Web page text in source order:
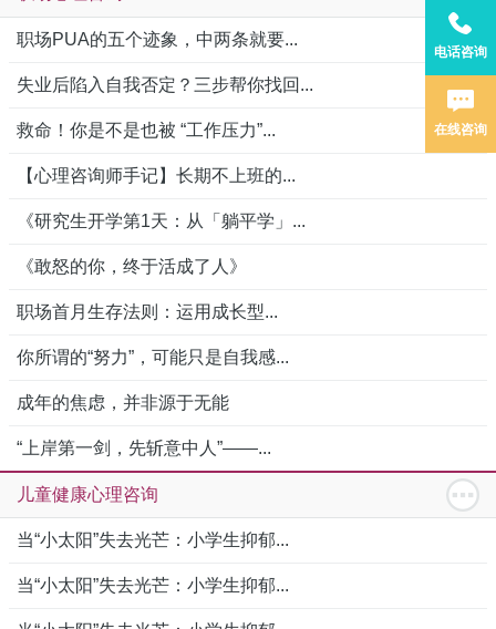
职场PUA的五个迹象，中两条就要...
失业后陷入自我否定？三步帮你找回...
救命！你是不是也被 “工作压力”...
【心理咨询师手记】长期不上班的...
《研究生开学第1天：从「躺平学」...
《敢怒的你，终于活成了人》
职场首月生存法则：运用成长型...
你所谓的“努力”，可能只是自我感...
成年的焦虑，并非源于无能
“上岸第一剑，先斩意中人”——...
儿童健康心理咨询
当“小太阳”失去光芒：小学生抑郁...
当“小太阳”失去光芒：小学生抑郁...
电话咨询
在线咨询